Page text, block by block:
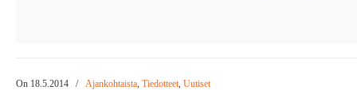
On 18.5.2014 / Ajankohtaista, Tiedotteet, Uutiset